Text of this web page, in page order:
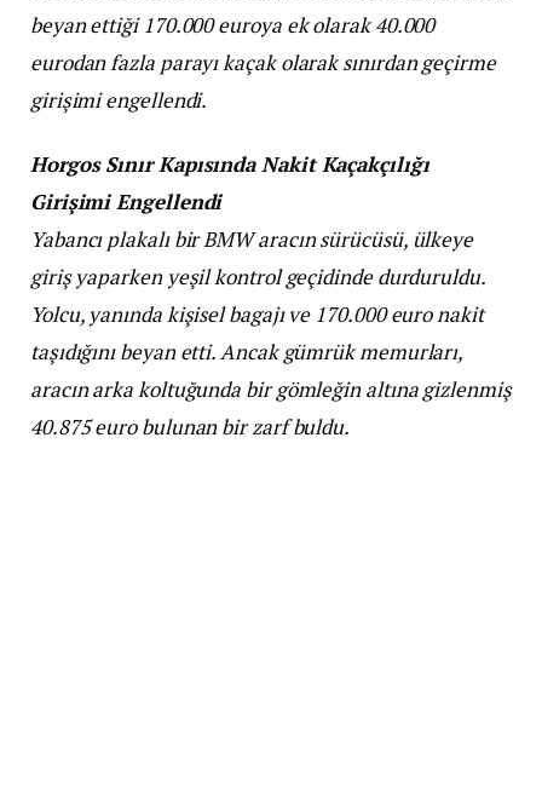
beyan ettiği 170.000 euroya ek olarak 40.000
eurodan fazla parayı kaçak olarak sınırdan geçirme
girişimi engellendi.
Horgos Sınır Kapısında Nakit Kaçakçılığı
Girişimi Engellendi
Yabancı plakalı bir BMW aracın sürücüsü, ülkeye
giriş yaparken yeşil kontrol geçidinde durduruldu.
Yolcu, yanında kişisel bagajı ve 170.000 euro nakit
taşıdığını beyan etti. Ancak gümrük memurları,
aracın arka koltuğunda bir gömleğin altına gizlenmiş
40.875 euro bulunan bir zarf buldu.